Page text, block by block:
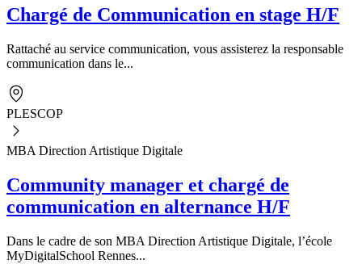
Chargé de Communication en stage H/F
Rattaché au service communication, vous assisterez la responsable
communication dans le...
PLESCOP
MBA Direction Artistique Digitale
Community manager et chargé de
communication en alternance H/F
Dans le cadre de son MBA Direction Artistique Digitale, l’école
MyDigitalSchool Rennes...